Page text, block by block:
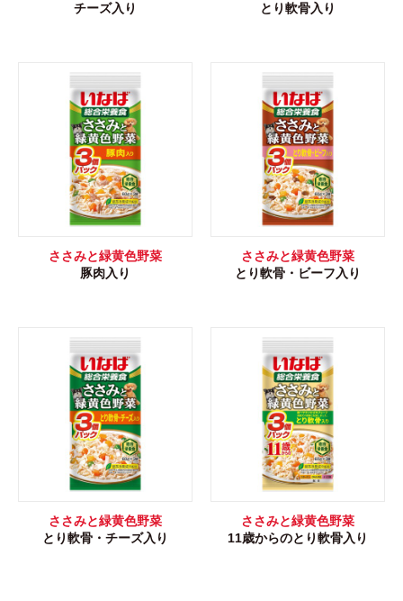
チーズ入り
とり軟骨入り
ささみと緑黄色野菜
豚肉入り
ささみと緑黄色野菜
とり軟骨・ビーフ入り
ささみと緑黄色野菜
とり軟骨・チーズ入り
ささみと緑黄色野菜
11歳からのとり軟骨入り